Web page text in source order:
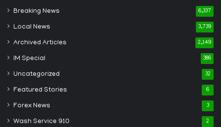
Breaking News 6,337
Local News 3,739
Archived Articles 2,149
IM Special 386
Uncategorized 32
Featured Stories 6
Forex News 3
Wash Service 910 2